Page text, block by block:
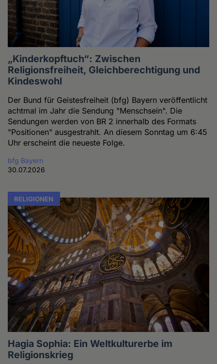
„Kinderkopftuch“: Zwischen
Religionsfreiheit, Gleichberechtigung und
Kindeswohl
Der Bund für Geistesfreiheit (bfg) Bayern veröffentlicht
achtmal im Jahr die Sendung "Menschsein". Die
Sendungen werden von BR 2 innerhalb des Formats
"Positionen" ausgestrahlt. An diesem Sonntag um 6:45
Uhr erscheint die neueste Folge.
bfg Bayern
30.07.2026
RELIGIONEN
Hagia Sophia: Ein Weltkulturerbe im
Religionskrieg